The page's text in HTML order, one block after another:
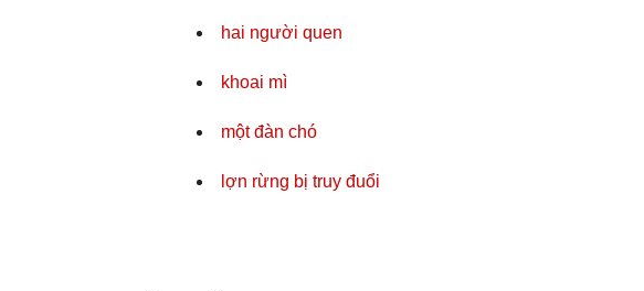
hai người quen
khoai mì
một đàn chó
lợn rừng bị truy đuổi